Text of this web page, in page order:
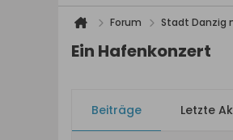
Forum Stadt Danzig
Ein Hafenkonzert
Beiträge Letzte